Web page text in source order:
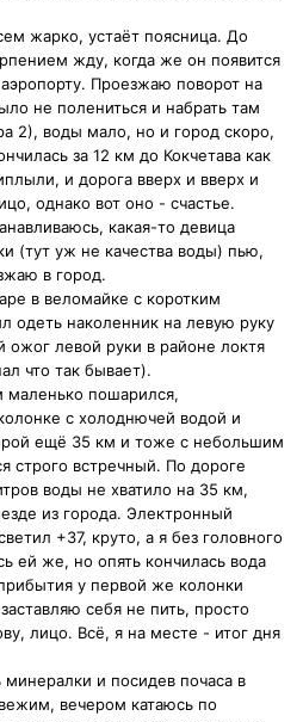
жарко, устаёт поясница. До
жду, когда же он появится
Проезжаю поворот на
не полениться и набрать там
2), воды мало, но и город скоро,
за 12 км до Кокчетава как
и дорога вверх и вверх и
однако вот оно - счастье.
какая-то девица
(тут уж не качества воды) пью,
в город.
в веломайке с коротким
одеть наколенник на левую руку
ожог левой руки в районе локтя
что так бывает).
маленько пошарился,
с холоднючей водой и
ещё 35 км и тоже с небольшим
строго встречный. По дороге
воды не хватило на 35 км,
из города. Электронный
+37, круто, а я без головного
ей же, но опять кончилась вода
у первой же колонки
себя не пить, просто
лицо. Всё, я на месте - итог дня
и посидев почаса в
вечером катаюсь по